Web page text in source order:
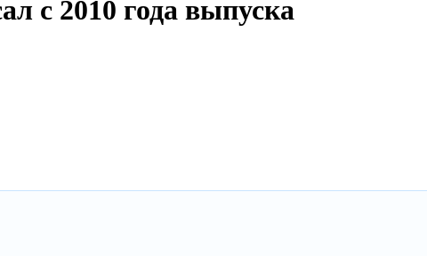
с 2010 года выпуска